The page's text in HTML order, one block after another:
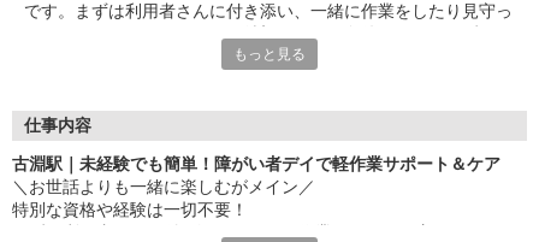
です。まずは利用者さんに付き添い、一緒に作業をしたり見守っ
もっと見る
仕事内容
古淵駅｜未経験でも簡単！障がい者デイで軽作業サポート＆ケア
＼お世話よりも一緒に楽しむがメイン／
特別な資格や経験は一切不要！